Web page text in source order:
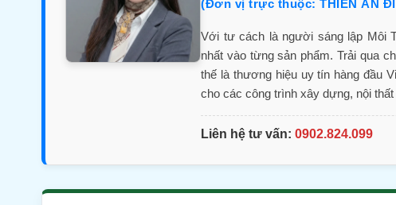
(Đơn vị trực thuộc: THIÊN ÂN
Với tư cách là người sáng lập Môi
nhất vào từng sản phẩm. Trải qua
thế là thương hiệu uy tín hàng đầu
cho các công trình xây dựng, nội
Liên hệ tư vấn: 0902.824.099